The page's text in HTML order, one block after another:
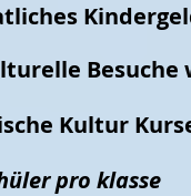
Besuche
Kultur
pro klasse